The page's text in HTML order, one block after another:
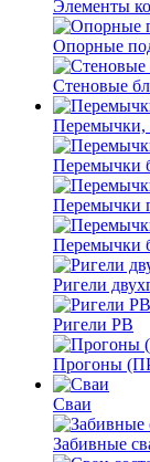
Элементы
Опорные
Стеновые
Перемычки,
Перемычки
Перемычки
Перемычки
Ригели
Ригели РВ
Прогоны
Сваи
Забивные